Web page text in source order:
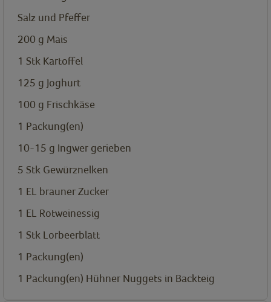
Salz und Pfeffer
200 g Mais
1 Stk Kartoffel
125 g Joghurt
100 g Frischkäse
1 Packung(en)
10-15 g Ingwer gerieben
5 Stk Gewürznelken
1 EL brauner Zucker
1 EL Rotweinessig
1 Stk Lorbeerblatt
1 Packung(en)
1 Packung(en) Hühner Nuggets in Backteig